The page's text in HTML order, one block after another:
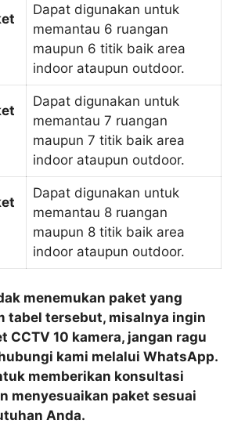
Dapat digunakan untuk
memantau 6 ruangan
maupun 6 titik baik area
indoor ataupun outdoor.
Dapat digunakan untuk
memantau 7 ruangan
maupun 7 titik baik area
indoor ataupun outdoor.
Dapat digunakan untuk
memantau 8 ruangan
maupun 8 titik baik area
indoor ataupun outdoor.
menemukan paket yang
tabel tersebut, misalnya ingin
CCTV 10 kamera, jangan ragu
kami melalui WhatsApp.
memberikan konsultasi
menyesuaikan paket sesuai
Anda.